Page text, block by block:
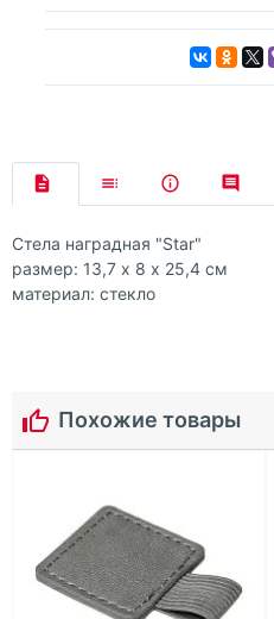
Стела наградная "Star"
размер: 13,7 х 8 х 25,4 см
материал: стекло
Похожие товары